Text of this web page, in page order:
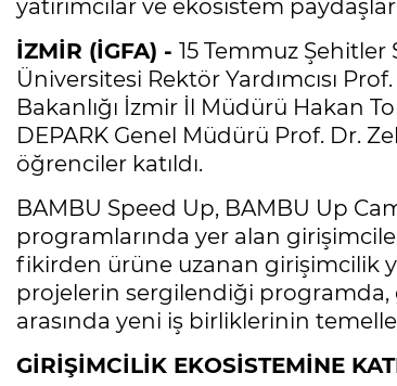
yatırımcılar ve ekosistem
İZMİR (İGFA) - 15 Temmuz
Üniversitesi Rektör Yardımcısı
Bakanlığı İzmir İl Müdürü Hakan
DEPARK Genel Müdürü Prof. Dr.
öğrenciler katıldı.
BAMBU Speed Up, BAMBU Up
programlarında yer alan
fikirden ürüne uzanan girişimcilik
projelerin sergilendiği programda,
arasında yeni iş birliklerinin
GİRİŞİMCİLİK EKOSİSTEMİNE